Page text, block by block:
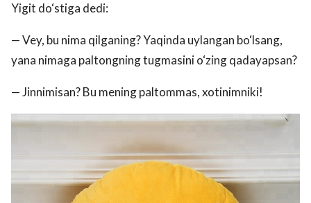
Yigit do‘stiga dedi:
— Vey, bu nima qilganing? Yaqinda uylangan bo‘lsang,
yana nimaga paltongning tugmasini o‘zing qadayapsan?
— Jinnimisan? Bu mening paltommas, xotinimniki!